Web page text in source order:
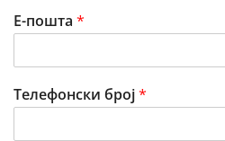
Е-пошта *
Телефонски број*